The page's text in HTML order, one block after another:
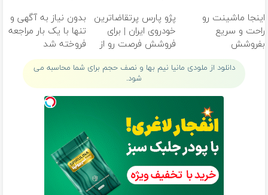
اینجا ماشینت رو
راحت و سریع
بفروشش
پژو پارس پرتقاضاترین
خودروی ایران | برای
فروشش فرصت رو از
دست نده!
بدون نیاز به آگهی و
تنها با یک بار مراجعه
فروخته شد
دانلود از ملودی مانیا نیم بها و نصف حجم برای شما محاسبه می
شود.